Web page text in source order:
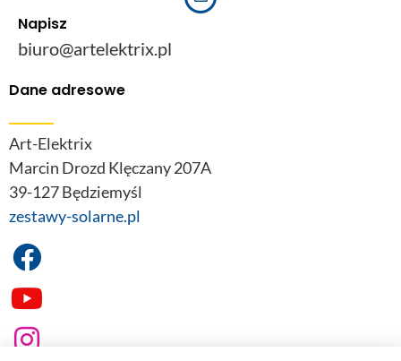
Napisz
biuro@artelektrix.pl
Dane adresowe
Art-Elektrix
Marcin Drozd Klęczany 207A
39-127 Będziemyśl
zestawy-solarne.pl